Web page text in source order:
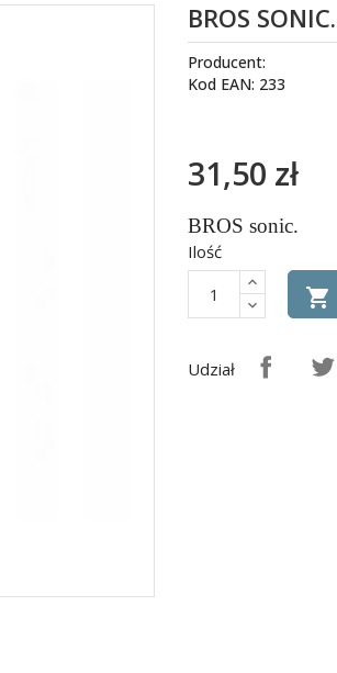
BROS SONIC.
Producent:
Kod EAN: 233
31,50 zł
BROS sonic.
Ilość

Udział